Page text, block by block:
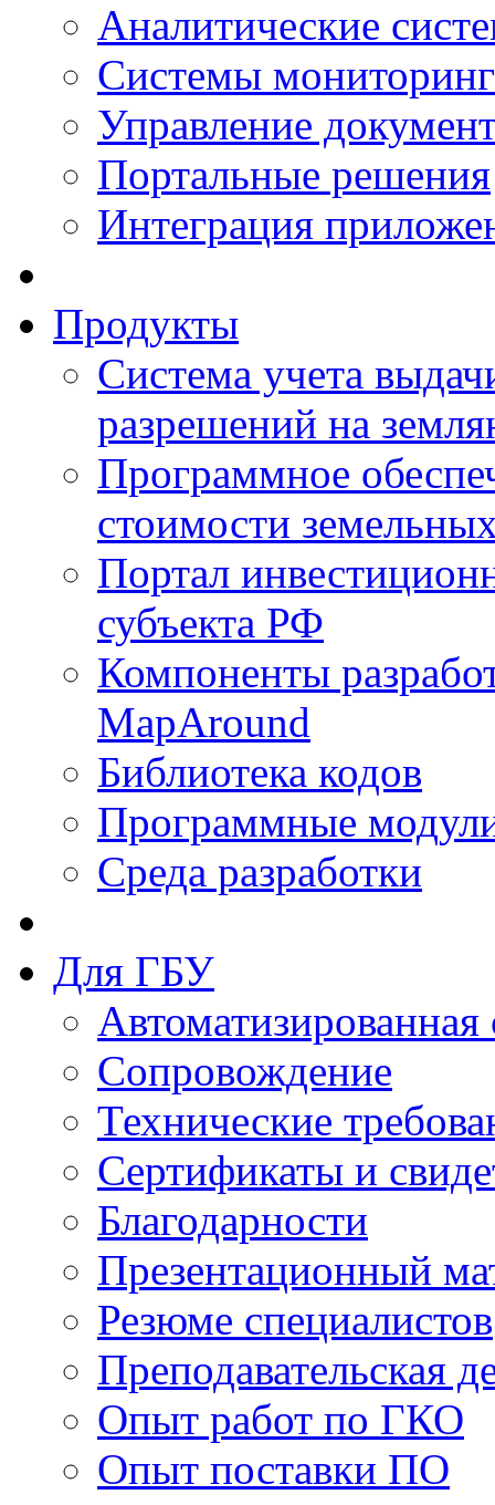
Аналитические
Системы
Управление
Портальные решения
Интеграция
Продукты
Система учета
разрешений на
Программное
стоимости
Портал
субъекта РФ
Компоненты
MapAround
Библиотека кодов
Программные
Среда разработки
Для ГБУ
Сопровождение
Технические
Сертификаты и
Благодарности
Презентационный
Резюме специалистов
Преподавательская
Опыт работ по ГКО
Опыт поставки ПО